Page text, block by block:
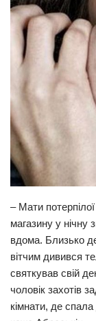
Цікаво
Наука
Технології
Історії
Привітання
Події
Трагедії
Суспільство
Культура
– Мати
магазину у нічну
вдома. Близько
вітчим дивився
святкував свій
чоловік захотів
кімнати, де спала